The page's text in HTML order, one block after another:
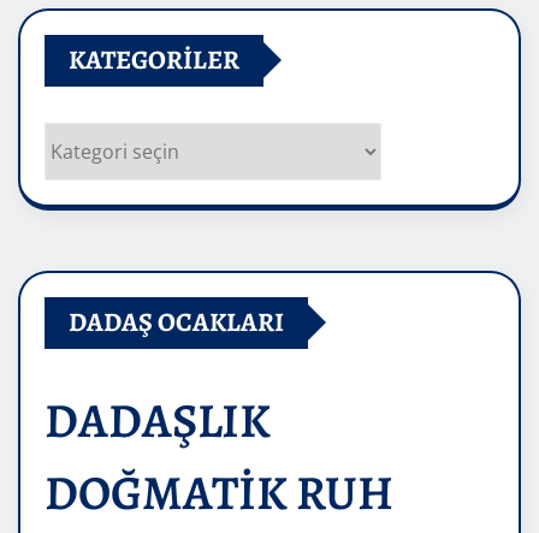
KATEGORILER
Kategoriler
DADAŞ OCAKLARI
DADAŞLIK
DOĞMATİK RUH